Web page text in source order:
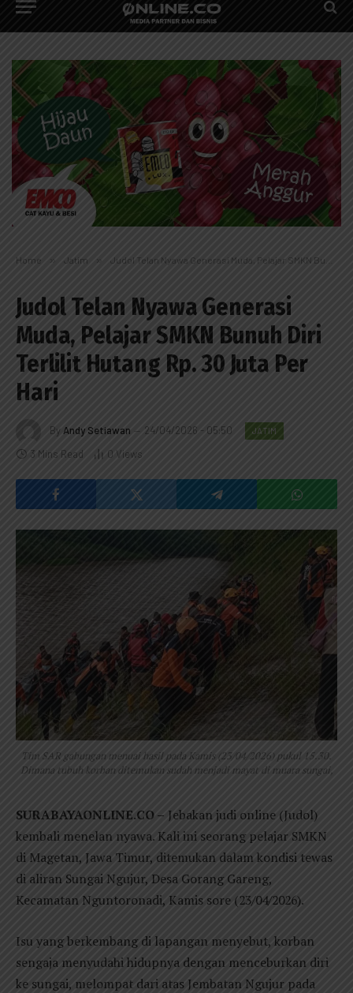
Home » Jatim » Judol Telan Nyawa Generasi Muda, Pelajar SMKN Bunuh Diri Terlilit Hutang Rp. 30 Juta Per Hari
Judol Telan Nyawa Generasi
Muda, Pelajar SMKN Bunuh Diri
Terlilit Hutang Rp. 30 Juta Per
Hari
By Andy Setiawan 24/04/2026 - 05:50 JATIM
3 Mins Read 0 Views
Tim SAR gabungan menuai hasil pada Kamis (23/04/2026) pukul 15.30.
Dimana tubuh korban ditemukan sudah menjadi mayat di muara sungai,
SURABAYAONLINE.CO – Jebakan judi online (Judol)
kembali menelan nyawa. Kali ini seorang pelajar SMKN
di Magetan, Jawa Timur, ditemukan dalam kondisi tewas
di aliran Sungai Ngujur, Desa Gorang Gareng,
Kecamatan Nguntoronadi, Kamis sore (23/04/2026).
Isu yang berkembang di lapangan menyebut, korban
sengaja menyudahi hidupnya dengan menceburkan diri
ke sungai, melompat dari atas Jembatan Ngujur pada